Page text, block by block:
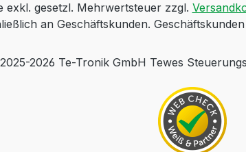
exkl. gesetzl. Mehrwertsteuer zzgl.
an Geschäftskunden.
2026 Te-Tronik GmbH Tewes